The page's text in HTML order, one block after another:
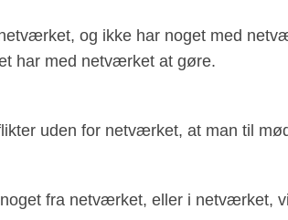
og ikke har noget med
har med netværket at gøre.
uden for netværket, at man til
fra netværket, eller i netværket,